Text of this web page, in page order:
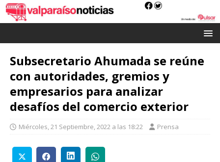
Subsecretario Ahumada se reúne
con autoridades, gremios y
empresarios para analizar
desafíos del comercio exterior
Miércoles, 21 Septiembre, 2022 a las 18:22 Prensa